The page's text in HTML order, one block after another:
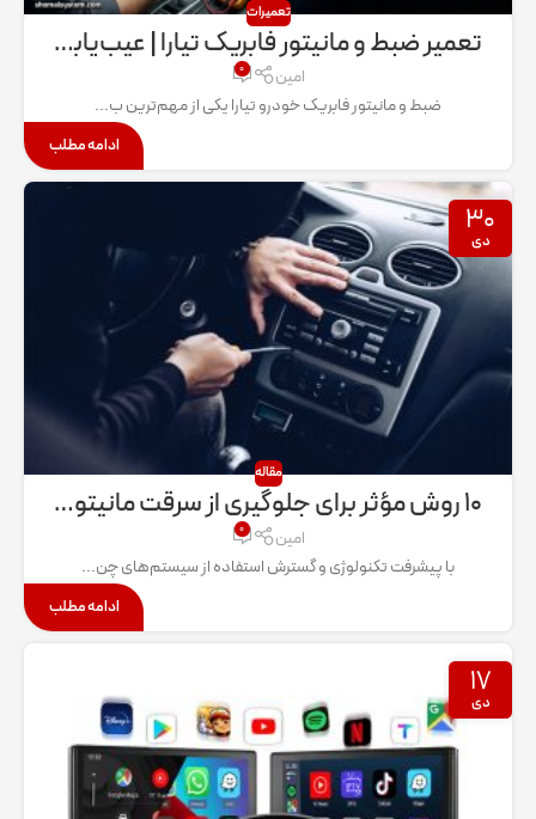
تعمیرات
تعمیر ضبط و مانیتور فابریک تیارا | عیب‌یابی، هزینه و رفع مشکلات رایج
امین ۰
ضبط و مانیتور فابریک خودرو تیارا یکی از مهم‌ترین ب...
ادامه مطلب
۳۰
دی
مقاله
۱۰ روش مؤثر برای جلوگیری از سرقت مانیتور خودرو: نگاهی تخصصی به راهکارهای پیشرفته امنیتی در خودروهای امروزی
امین ۰
با پیشرفت تکنولوژی و گسترش استفاده از سیستم‌های چن...
ادامه مطلب
۱۷
دی